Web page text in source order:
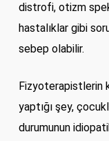
distrofi, otizm
hastalıklar gibi
sebep olabilir.
Fizyoterapistlerin
yaptığı şey,
durumunun